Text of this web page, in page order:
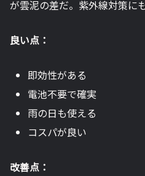
が雲泥の差だ。紫外線対策に
良い点：
即効性がある
電池不要で確実
雨の日も使える
コスパが良い
改善点：